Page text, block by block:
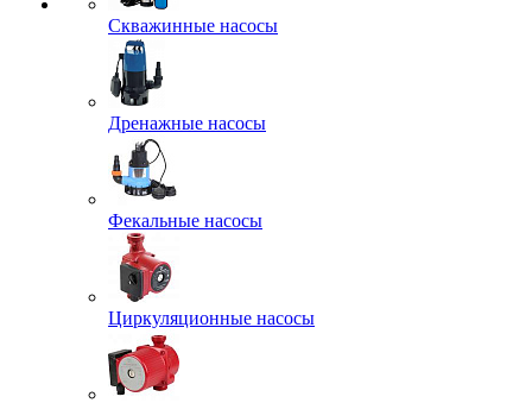
Скважинные насосы
Дренажные насосы
Фекальные насосы
Циркуляционные насосы